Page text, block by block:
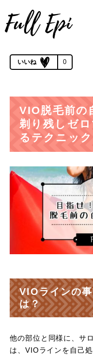
トップページ
り方！剃り残しゼロで施術当日
0
VIO脱毛前の
剃り残しゼロ
るテクニック
VIOラインの
は？
他の部位と同様に、サ
は、VIOラインを自己